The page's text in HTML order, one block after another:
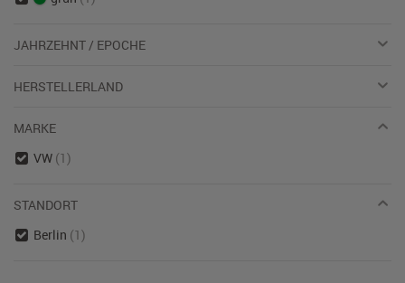
JAHRZEHNT / EPOCHE
HERSTELLERLAND
MARKE
VW (1)
STANDORT
Berlin (1)